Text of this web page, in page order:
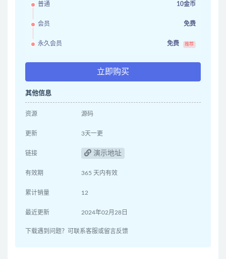
普通 10金币
会员 免费
永久会员 免费 推荐
立即购买
其他信息
资源 源码
更新 3天一更
链接 演示地址
有效期 365 天内有效
累计销量 12
最近更新 2024年02月28日
下载遇到问题？可联系客服或留言反馈